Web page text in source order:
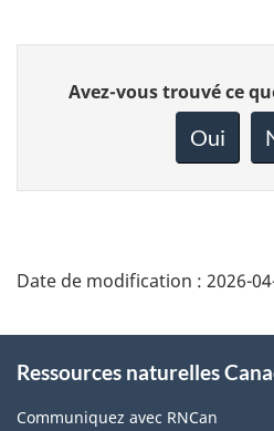
Donnez
votre
page
Avez-vous trouvé ce
Oui
Date de modification : 2026-
this
site
Ressources naturelles
Communiquez avec RNCan